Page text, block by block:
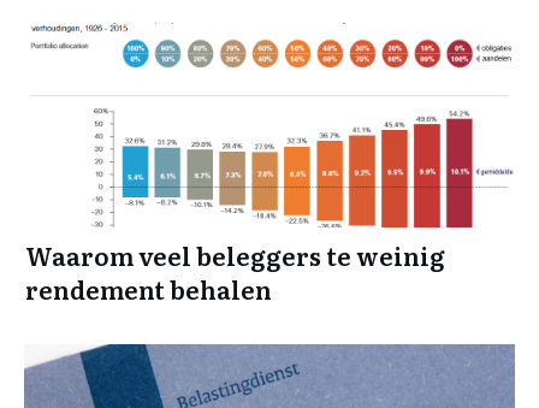
Waarom veel beleggers te weinig
rendement behalen